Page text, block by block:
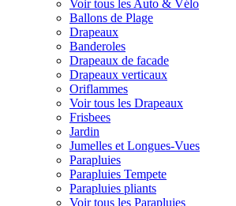
Voir tous les Auto & Vélo
Ballons de Plage
Drapeaux
Banderoles
Drapeaux de facade
Drapeaux verticaux
Oriflammes
Voir tous les Drapeaux
Frisbees
Jardin
Jumelles et Longues-Vues
Parapluies
Parapluies Tempete
Parapluies pliants
Voir tous les Parapluies